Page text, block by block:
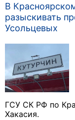
В
разыскивать
Усольцевых
ГСУ СК РФ по
Хакасия.